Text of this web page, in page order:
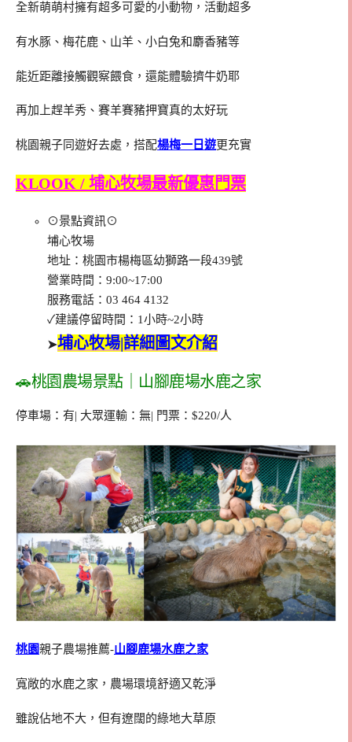
全新萌萌村擁有超多可愛的小動物，活動超多
有水豚、梅花鹿、山羊、小白兔和麝香豬等
能近距離接觸觀察餵食，還能體驗擠牛奶耶
再加上趕羊秀、賽羊賽豬押寶真的太好玩
桃園親子同遊好去處，搭配楊梅一日遊更充實
KLOOK / 埔心牧場最新優惠門票
⊙景點資訊⊙
埔心牧場
地址：桃園市楊梅區幼獅路一段439號
營業時間：9:00~17:00
服務電話：03 464 4132
✓建議停留時間：1小時~2小時
➤埔心牧場|詳細圖文介紹
🚗桃園農場景點｜山腳鹿場水鹿之家
停車場：有| 大眾運輸：無| 門票：$220/人
桃園親子農場推薦-山腳鹿場水鹿之家
寬敞的水鹿之家，農場環境舒適又乾淨
雖說佔地不大，但有遼闊的綠地大草原